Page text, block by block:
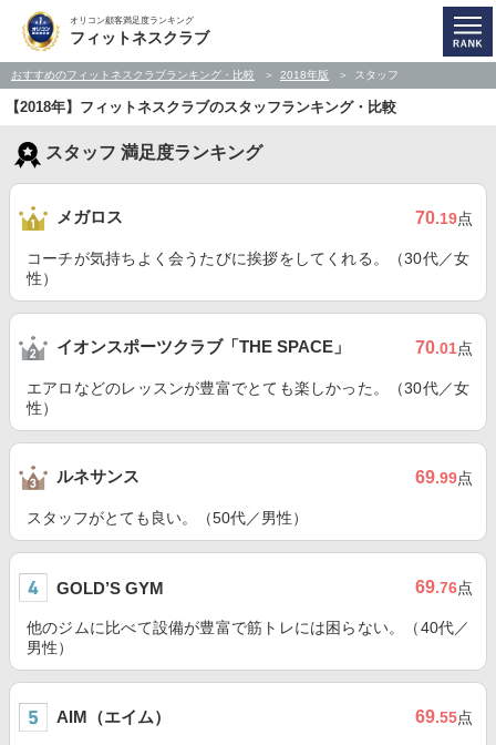
オリコン顧客満足度ランキング
フィットネスクラブ
おすすめのフィットネスクラブランキング・比較 2018年版 スタッフ
【2018年】フィットネスクラブのスタッフランキング・比較
スタッフ 満足度ランキング
メガロス 70.19点
コーチが気持ちよく会うたびに挨拶をしてくれる。（30代／女
性）
イオンスポーツクラブ「THE SPACE」 70.01点
エアロなどのレッスンが豊富でとても楽しかった。（30代／女
性）
ルネサンス 69.99点
スタッフがとても良い。（50代／男性）
GOLD’S GYM 69.76点
他のジムに比べて設備が豊富で筋トレには困らない。（40代／
男性）
AIM（エイム） 69.55点